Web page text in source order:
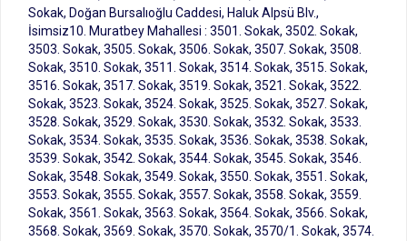
Sokak, Doğan Bursalıoğlu Caddesi, Haluk Alpsü Blv.,
İsimsiz10. Muratbey Mahallesi : 3501. Sokak, 3502. Sokak,
3503. Sokak, 3505. Sokak, 3506. Sokak, 3507. Sokak, 3508.
Sokak, 3510. Sokak, 3511. Sokak, 3514. Sokak, 3515. Sokak,
3516. Sokak, 3517. Sokak, 3519. Sokak, 3521. Sokak, 3522.
Sokak, 3523. Sokak, 3524. Sokak, 3525. Sokak, 3527. Sokak,
3528. Sokak, 3529. Sokak, 3530. Sokak, 3532. Sokak, 3533.
Sokak, 3534. Sokak, 3535. Sokak, 3536. Sokak, 3538. Sokak,
3539. Sokak, 3542. Sokak, 3544. Sokak, 3545. Sokak, 3546.
Sokak, 3548. Sokak, 3549. Sokak, 3550. Sokak, 3551. Sokak,
3553. Sokak, 3555. Sokak, 3557. Sokak, 3558. Sokak, 3559.
Sokak, 3561. Sokak, 3563. Sokak, 3564. Sokak, 3566. Sokak,
3568. Sokak, 3569. Sokak, 3570. Sokak, 3570/1. Sokak, 3574.